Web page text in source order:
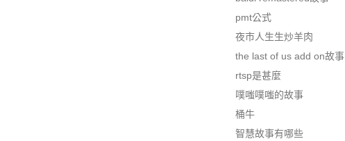
pmt公式
夜市人生生炒羊肉
the last of us add on故事
rtsp是甚麼
噗嗤噗嗤的故事
桶牛
智慧故事有哪些